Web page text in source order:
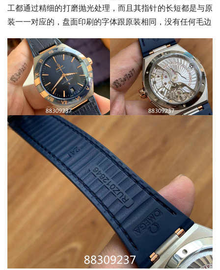
工都通过精细的打磨抛光处理，而且其指针的长短都是与原
装一一对应的，盘面印刷的字体跟原装相同，没有任何毛边